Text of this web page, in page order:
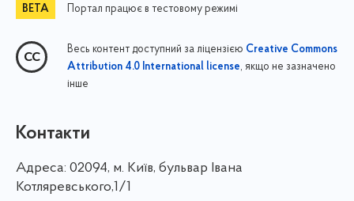
Портал працює в тестовому режимі
Весь контент доступний за ліцензією Creative Commons
Attribution 4.0 International license, якщо не зазначено
інше
Контакти
Адреса: 02094, м. Київ, бульвар Івана
Котляревського,1/1